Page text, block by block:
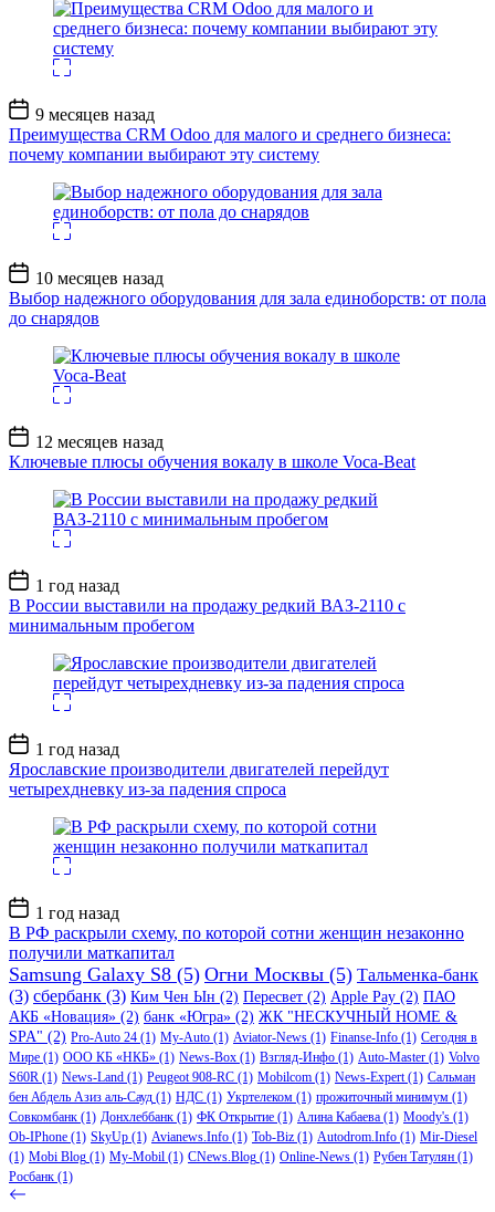
Дата
записи
9 месяцев назад
Преимущества CRM Odoo для малого и среднего бизнеса:
почему компании выбирают эту систему
Дата
записи
10 месяцев назад
Выбор надежного оборудования для зала единоборств: от пола
до снарядов
Дата
записи
12 месяцев назад
Ключевые плюсы обучения вокалу в школе Voca-Beat
Дата
записи
1 год назад
В России выставили на продажу редкий ВАЗ-2110 с
минимальным пробегом
Дата
записи
1 год назад
Ярославские производители двигателей перейдут
четырехдневку из-за падения спроса
Дата
записи
1 год назад
В РФ раскрыли схему, по которой сотни женщин незаконно
получили маткапитал
Samsung Galaxy S8 (5) Огни Москвы (5) Тальменка-банк
(3) сбербанк (3) Ким Чен Ын (2) Пересвет (2) Apple Pay (2) ПАО
АКБ «Новация» (2) банк «Югра» (2) ЖК "НЕСКУЧНЫЙ HOME &
SPA" (2) Pro-Auto 24 (1) My-Auto (1) Aviator-News (1) Finanse-Info (1) Сегодня в
Мире (1) ООО КБ «НКБ» (1) News-Box (1) Взгляд-Инфо (1) Auto-Master (1) Volvo
S60R (1) News-Land (1) Peugeot 908-RC (1) Mobilcom (1) News-Expert(1) Сальман
бен Абдель Азиз аль-Сауд (1) НДС (1) Укртелеком (1) прожиточный минимум (1)
Совкомбанк (1) Донхлеббанк (1) ФК Открытие (1) Алина Кабаева (1) Moody's (1)
Ob-IPhone (1) SkyUp (1) Avianews.Info (1) Tob-Biz (1) Autodrom.Info (1) Mir-Diesel
(1) Mobi Blog (1) My-Mobil (1) CNews.Blog (1) Online-News (1) Рубен Татулян (1)
Росбанк (1)